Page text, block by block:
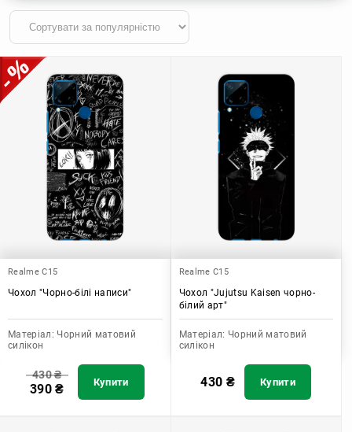
Realme C15
Чохол "Чорно-білі написи"
Матеріал: Чорний матовий
силікон
430₴
390₴ Купити
Realme C15
Чохол "Jujutsu Kaisen чорно-
білий арт"
Матеріал: Чорний матовий
силікон
430 ₴ Купити